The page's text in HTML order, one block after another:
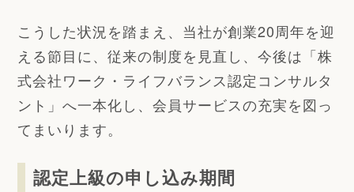
こうした状況を踏まえ、当社が創業20周年を迎
える節目に、従来の制度を見直し、今後は「株
式会社ワーク・ライフバランス認定コンサルタ
ント」へ一本化し、会員サービスの充実を図っ
てまいります。
認定上級の申し込み期間